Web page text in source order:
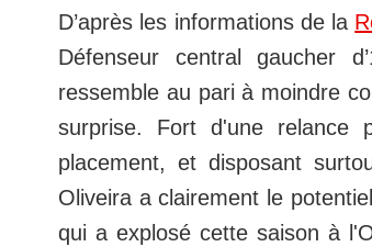
D’après les informations de la
Défenseur central gaucher
ressemble au pari à moindre
surprise. Fort d'une relance
placement, et disposant
Oliveira a clairement le
qui a explosé cette saison à